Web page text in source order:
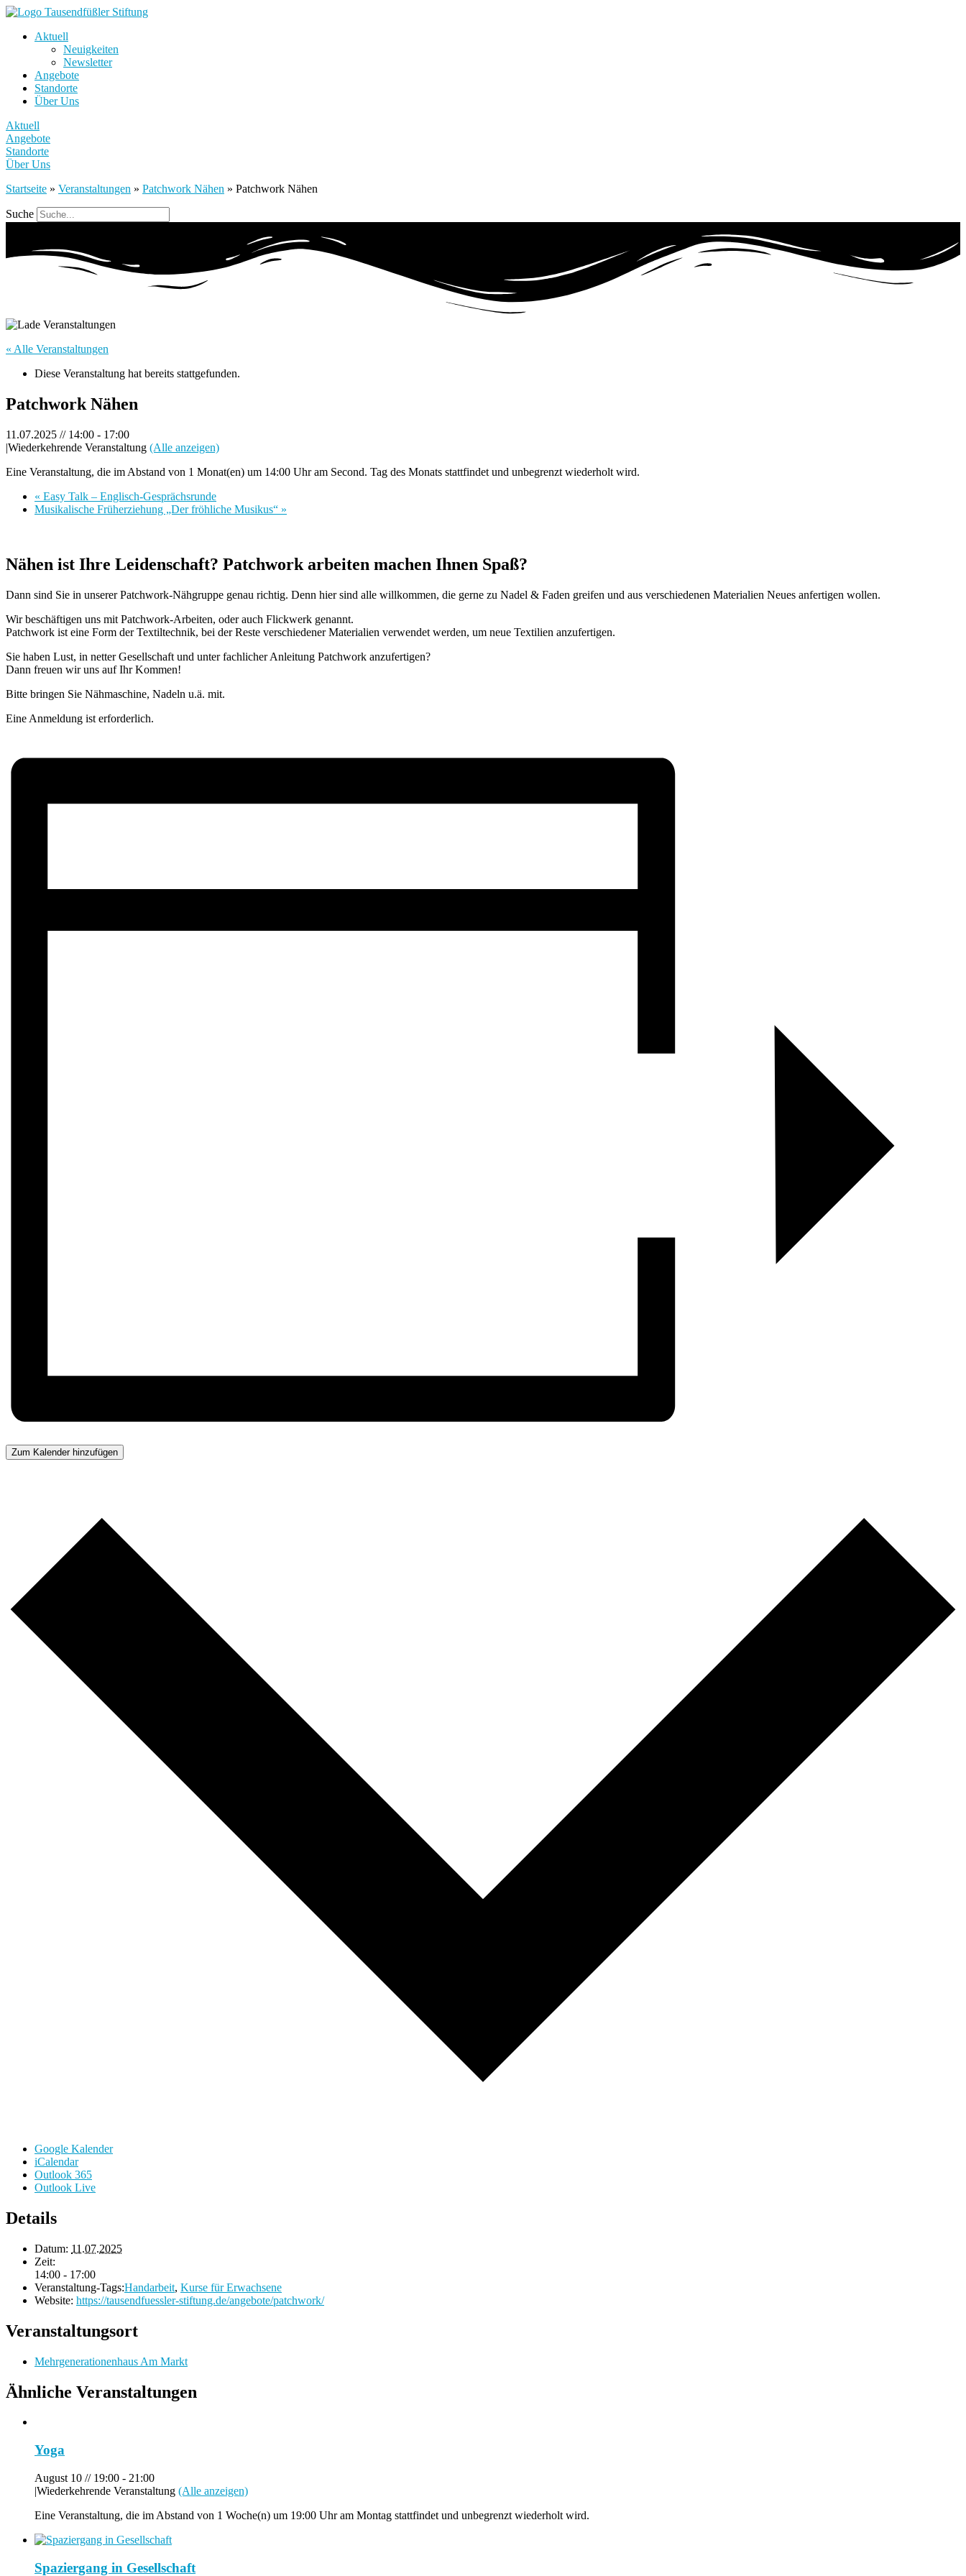
Aktuell
Neuigkeiten
Newsletter
Angebote
Standorte
Über Uns
Aktuell
Angebote
Standorte
Über Uns
Startseite » Veranstaltungen » Patchwork Nähen » Patchwork Nähen
Suche
« Alle Veranstaltungen
Diese Veranstaltung hat bereits stattgefunden.
Patchwork Nähen
11.07.2025 // 14:00 - 17:00
|Wiederkehrende Veranstaltung (Alle anzeigen)
Eine Veranstaltung, die im Abstand von 1 Monat(en) um 14:00 Uhr am Second. Tag des Monats stattfindet und unbegrenzt wiederholt wird.
« Easy Talk – Englisch-Gesprächsrunde
Musikalische Früherziehung „Der fröhliche Musikus“ »
Nähen ist Ihre Leidenschaft? Patchwork arbeiten machen Ihnen Spaß?
Dann sind Sie in unserer Patchwork-Nähgruppe genau richtig. Denn hier sind alle willkommen, die gerne zu Nadel & Faden greifen und aus verschiedenen Materialien Neues anfertigen wollen.
Wir beschäftigen uns mit Patchwork-Arbeiten, oder auch Flickwerk genannt.
Patchwork ist eine Form der Textiltechnik, bei der Reste verschiedener Materialien verwendet werden, um neue Textilien anzufertigen.
Sie haben Lust, in netter Gesellschaft und unter fachlicher Anleitung Patchwork anzufertigen?
Dann freuen wir uns auf Ihr Kommen!
Bitte bringen Sie Nähmaschine, Nadeln u.ä. mit.
Eine Anmeldung ist erforderlich.
Zum Kalender hinzufügen
Google Kalender
iCalendar
Outlook 365
Outlook Live
Details
Datum: 11.07.2025
Zeit:
14:00 - 17:00
Veranstaltung-Tags:Handarbeit, Kurse für Erwachsene
Website: https://tausendfuessler-stiftung.de/angebote/patchwork/
Veranstaltungsort
Mehrgenerationenhaus Am Markt
Ähnliche Veranstaltungen
Yoga
August 10 // 19:00 - 21:00
|Wiederkehrende Veranstaltung (Alle anzeigen)
Eine Veranstaltung, die im Abstand von 1 Woche(n) um 19:00 Uhr am Montag stattfindet und unbegrenzt wiederholt wird.
Spaziergang in Gesellschaft